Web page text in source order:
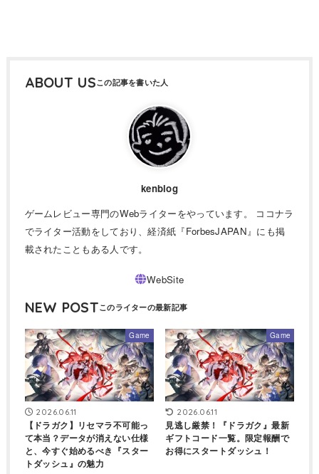
ABOUT US
kenblog
ゲームレビュー専門のWebライターをやっています。 ココナラ
でライター活動をしており、経済紙『ForbesJAPAN』にも掲
載されたこともある人です。
NEW POST
Game
2026.06.11
【ドラガク】リセマラ不可能っ
て本当？データが消えない仕様
と、今すぐ始めるべき『スター
トダッシュ』の魅力
Game
2026.06.11
見逃し厳禁！『ドラガク』最新
ギフトコード一覧。限定報酬で
お得にスタートダッシュ！